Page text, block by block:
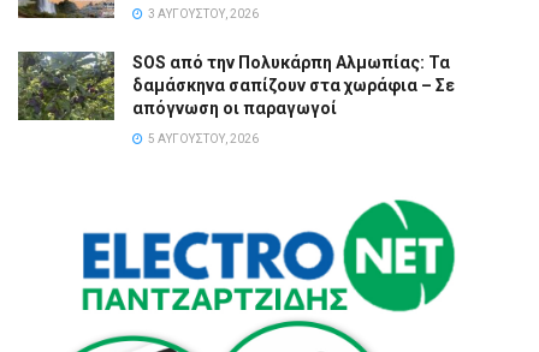
3 ΑΥΓΟΎΣΤΟΥ, 2026
SOS από την Πολυκάρπη Αλμωπίας: Τα
δαμάσκηνα σαπίζουν στα χωράφια – Σε
απόγνωση οι παραγωγοί
5 ΑΥΓΟΎΣΤΟΥ, 2026